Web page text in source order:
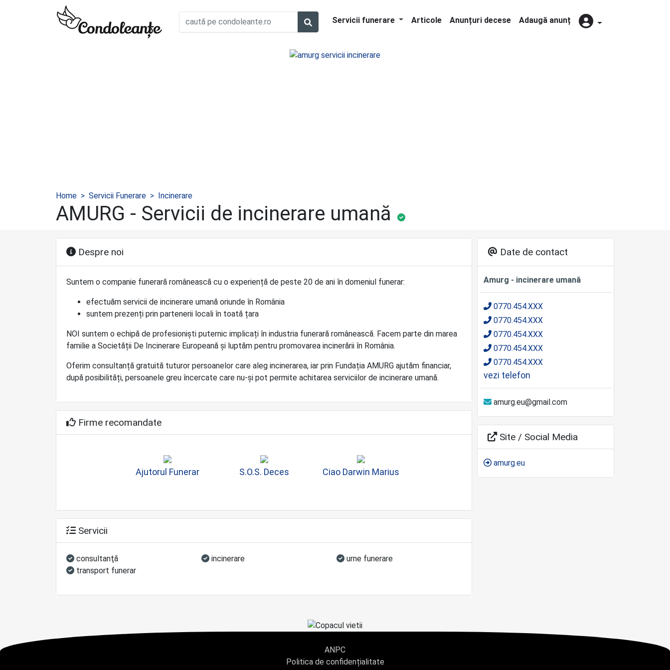
Servicii funerare Articole Anunțuri decese Adaugă anunț
Home Servicii Funerare Incinerare
AMURG - Servicii de incinerare umană
Despre noi
Suntem o companie funerară românească cu o experiență de peste 20 de ani în domeniul funerar:
efectuăm servicii de incinerare umană oriunde în România
suntem prezenți prin partenerii locali în toată țara
NOI suntem o echipă de profesioniști puternic implicați în industria funerară românească. Facem parte din marea
familie a Societății De Incinerare Europeană și luptăm pentru promovarea incinerării în România.
Oferim consultanță gratuită tuturor persoanelor care aleg incinerarea, iar prin Fundația AMURG ajutăm financiar,
după posibilități, persoanele greu încercate care nu-și pot permite achitarea serviciilor de incinerare umană.
Firme recomandate
Ajutorul Funerar S.O.S. Deces Ciao Darwin Marius
Servicii
consultanţă incinerare
urne funerare
transport funerar
Date de contact
Amurg - incinerare umană
0770.454.XXX
0770.454.XXX
0770.454.XXX
0770.454.XXX
0770.454.XXX
vezi telefon
amurg.eu@gmail.com
Site / Social Media
amurg.eu
ANPC
Politica de confidențialitate